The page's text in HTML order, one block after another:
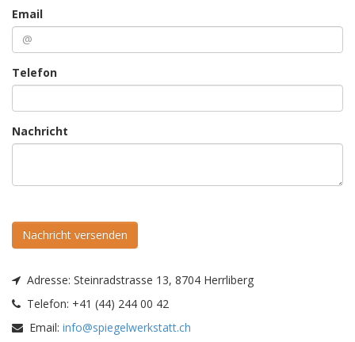
Email
Telefon
Nachricht
Nachricht versenden
Adresse: Steinradstrasse 13, 8704 Herrliberg
Telefon: +41 (44) 244 00 42
Email: info@spiegelwerkstatt.ch